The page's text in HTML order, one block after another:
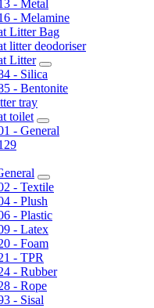
- Metal
- Melamine
Litter Bag
litter deodoriser
Litter
- Silica
- Bentonite
tray
toilet
- General
- Textile
- Plush
- Plastic
- Latex
- Foam
- TPR
- Rubber
- Rope
- Sisal